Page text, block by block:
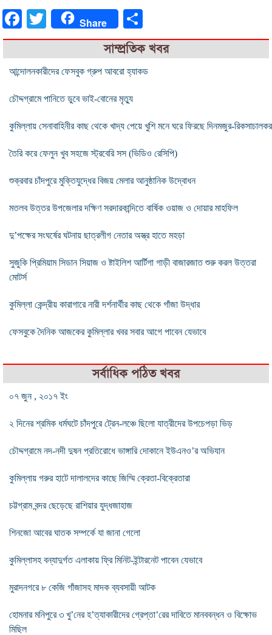
FacebookTwitter Share
সাম্প্রতিক খবর
আন্দোলনকারীদের ফেসবুক গ্রুপ আবরো হ্যাকড
চৌদ্দগ্রামে পানিতে ডুবে ভাই-বোনের মৃত্যু
কুমিল্লায় সেনাবাহিনীর কাছ থেকে খাদ্য পেয়ে খুশি মনে ঘরে ফিরছে দিনমজুর-
তৈরি করে ফেলুন খুব সহজে স্ট্রবেরি সস (ভিডিও রেসিপি)
শুক্রবার চাঁদপুরে মুক্তিযুদ্ধের বিজয় মেলার আনুষ্ঠানিক উদ্বোধন
মতলব উত্তর উপজেলার দক্ষিণ সরদারকান্দিতে বার্ষিক ওয়াজ ও দোয়ার মাহফিল
দু’পক্ষের সংঘর্ষের ঘটনায় ছাত্রলীগ নেতার অস্ত্র হাতে মহড়া
সুজুকি প্রিমিয়াম সিডান সিয়াজ ও ষ্টাইলিশ আর্টিগা গাড়ী বাজারজাত শুরু করল উত্তরা
মোটর্স
কুমিল্লা কেন্দ্রীয় কারাগারে নারী দর্শনার্থীর কাছ থেকে গাঁজা উদ্ধার
ফেসবুকে দৈনিক আজকের কুমিল্লার খবর সবার আগে পাবেন যেভাবে
সর্বাধিক পঠিত খবর
০৭ জুন , ২০১৭ ইং
২ দিনের শ্রমিক ধর্মঘটে চাঁদপুরে ট্রেন-লঞ্চে ছিলো যাত্রীদের উপচেপড়া ভিড়
চৌদ্দগ্রামে নদ-নদী দুষন প্রতিরোধে ভাঙ্গারি দোকানে ইউএনও’র অভিযান
কুমিল্লায় গরুর হাটে দালালদের কাছে জিম্মি ক্রেতা-বিক্রেতারা
চট্টগ্রাম বন্দর ছেড়েছে রাশিয়ার যুদ্ধজাহাজ
শিনজো আবের ঘাতক সম্পর্কে যা জানা গেলো
কুমিল্লাসহ বন্যাদুর্গত এলাকায় ফ্রি মিনিট-ইন্টারনেট পাবেন যেভাবে
মুরাদনগরে ৮ কেজি গাঁজাসহ মাদক ব্যবসায়ী আটক
হোমনার মনিপুরে ৩ খু’নের হ’ত্যাকারীদের গ্রেপ্তা’রের দাবিতে মানববন্ধন ও বিক্ষোভ
মিছিল